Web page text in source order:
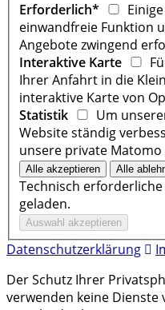
Erforderlich*
einwandfreie Funktion
Angebote zwingend
Interaktive Karte
Ihrer Anfahrt in die
interaktive Karte von
Statistik
Um
Website ständig
unsere private Matomo
Technisch
geladen.
Datenschutzerklärung
Der Schutz Ihrer
verwenden keine